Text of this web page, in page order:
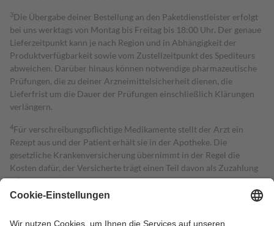
3Die Übergabe deiner Bestellung an den Paketdienstleister erfolgt
bei uns werktags von Montag bis Freitag bis 18:00 Uhr. Der genaue
Lieferzeitpunkt kann je nach Region und in Abhängigkeit der
Produktverfügbarkeit sowie vom Zustellzeitpunkt des Spediteurs
abweichen. Darüber hinaus können notwendige pharmazeutische
Prüfungen, die zu deiner Arzneimittelsicherheit dienen, die
Lieferfrist um die Dauer der Prüfungen einschließlich Klärungen
verlängern.
4Für verschreibungspflichtige Medikamente stellt der Arzt ein
Rezept aus und der Patient erhält sie in der Apotheke. Die
gesetzliche Krankenversicherung übernimmt in der Regel die
Kosten dafür, der Versicherte trägt einen Teil davon als Zuzahlung
mit.
Grundsätzlich leisten Mitglieder Zuzahlungen in Höhe von zehn
höchstens zehn Euro.
Es sind jedoch nie mehr als die tatsächlichen